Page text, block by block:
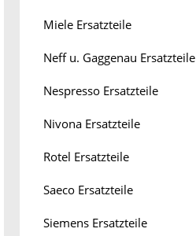
Miele Ersatzteile
Neff u. Gaggenau Ersatzteile
Nespresso Ersatzteile
Nivona Ersatzteile
Rotel Ersatzteile
Saeco Ersatzteile
Siemens Ersatzteile